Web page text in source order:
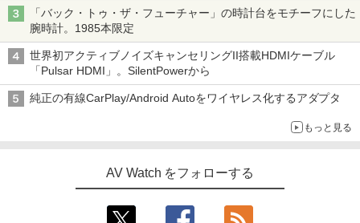
「バック・トゥ・ザ・フューチャー」の時計台をモチーフにした
腕時計。1985本限定
世界初アクティブノイズキャンセリングII搭載HDMIケーブル
「Pulsar HDMI」。SilentPowerから
純正の有線CarPlay/Android Autoをワイヤレス化するアダプタ
もっと見る
AV Watch をフォローする